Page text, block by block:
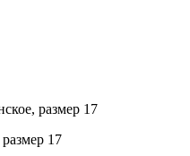
размер 17
17